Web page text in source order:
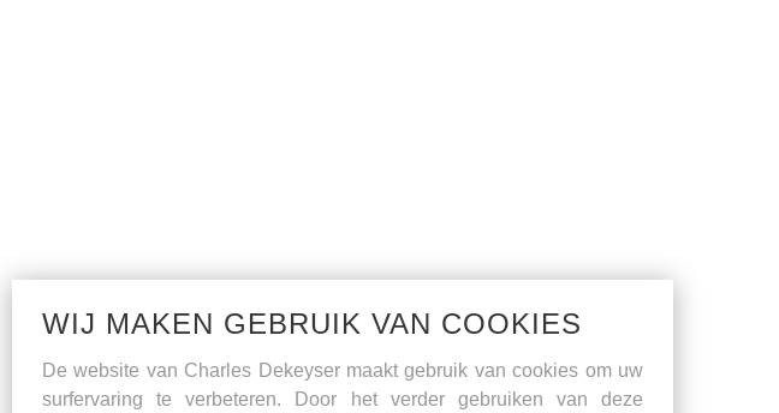
WIJ MAKEN GEBRUIK VAN COOKIES
De website van Charles Dekeyser maakt gebruik van cookies om uw
surfervaring te verbeteren. Door het verder gebruiken van deze